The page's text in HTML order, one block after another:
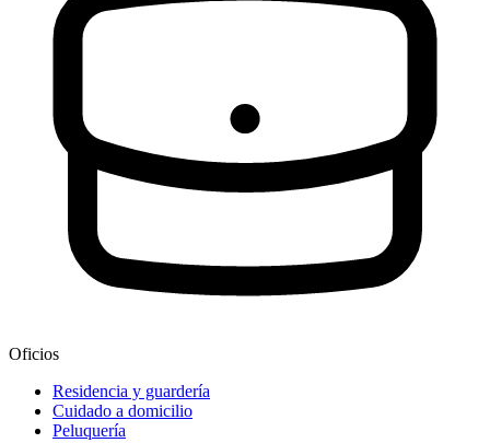
Oficios
Residencia y guardería
Cuidado a domicilio
Peluquería